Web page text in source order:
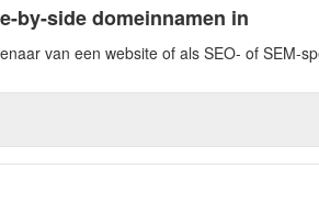
by-side domeinnamen in
van een website of als SEO- of SEM-